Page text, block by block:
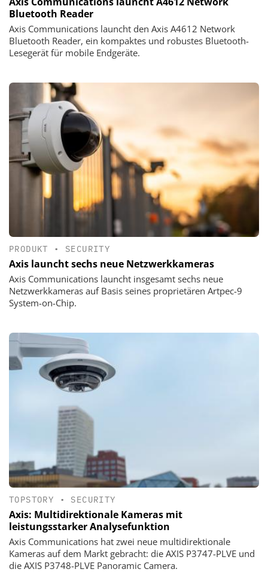
Bluetooth Reader
Axis Communications launcht den Axis A4612 Network
Bluetooth Reader, ein kompaktes und robustes Bluetooth-
Lesegerät für mobile Endgeräte.
PRODUKT • SECURITY
Axis launcht sechs neue Netzwerkkameras
Axis Communications launcht insgesamt sechs neue
Netzwerkkameras auf Basis seines proprietären Artpec-9
System-on-Chip.
TOPSTORY • SECURITY
Axis: Multidirektionale Kameras mit
leistungsstarker Analysefunktion
Axis Communications hat zwei neue multidirektionale
Kameras auf dem Markt gebracht: die AXIS P3747-PLVE und
die AXIS P3748-PLVE Panoramic Camera.